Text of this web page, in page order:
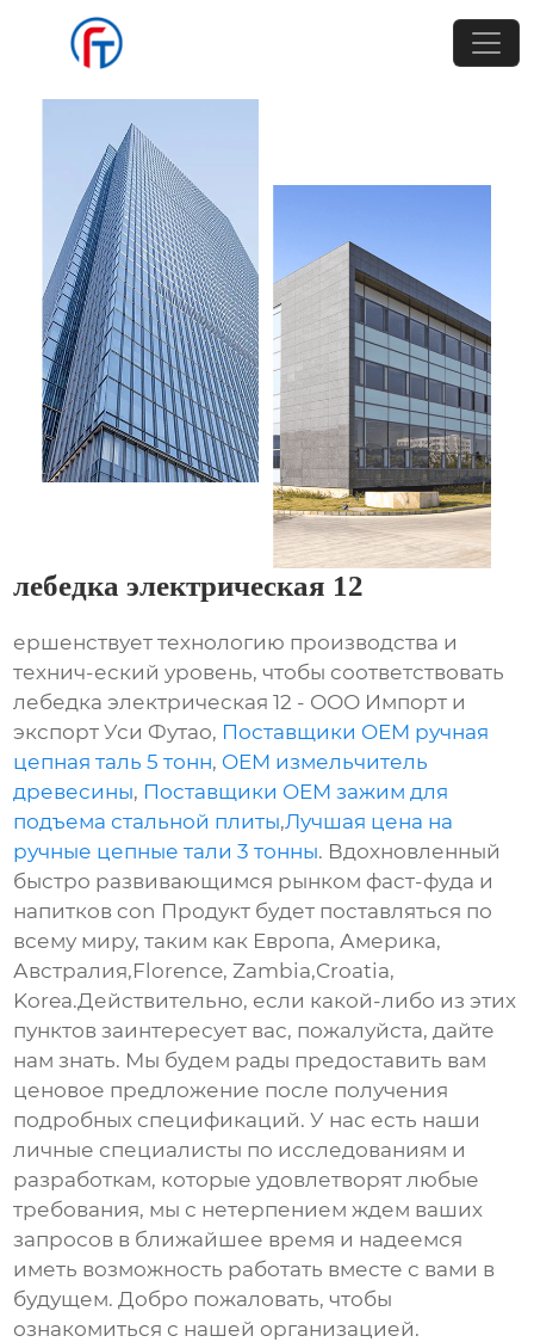
лебедка электрическая 12
ершенствует технологию производства и
технич-еский уровень, чтобы соответствовать
лебедка электрическая 12 - ООО Импорт и
экспорт Уси Футао, Поставщики OEM ручная
цепная таль 5 тонн, OEM измельчитель
древесины, Поставщики OEM зажим для
подъема стальной плиты,Лучшая цена на
ручные цепные тали 3 тонны. Вдохновленный
быстро развивающимся рынком фаст-фуда и
напитков con Продукт будет поставляться по
всему миру, таким как Европа, Америка,
Австралия,Florence, Zambia,Croatia,
Korea.Действительно, если какой-либо из этих
пунктов заинтересует вас, пожалуйста, дайте
нам знать. Мы будем рады предоставить вам
ценовое предложение после получения
подробных спецификаций. У нас есть наши
личные специалисты по исследованиям и
разработкам, которые удовлетворят любые
требования, мы с нетерпением ждем ваших
запросов в ближайшее время и надеемся
иметь возможность работать вместе с вами в
будущем. Добро пожаловать, чтобы
ознакомиться с нашей организацией.